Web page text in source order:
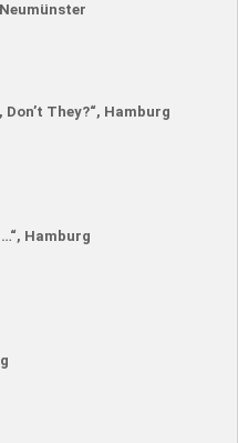
They?“, Hamburg
Hamburg